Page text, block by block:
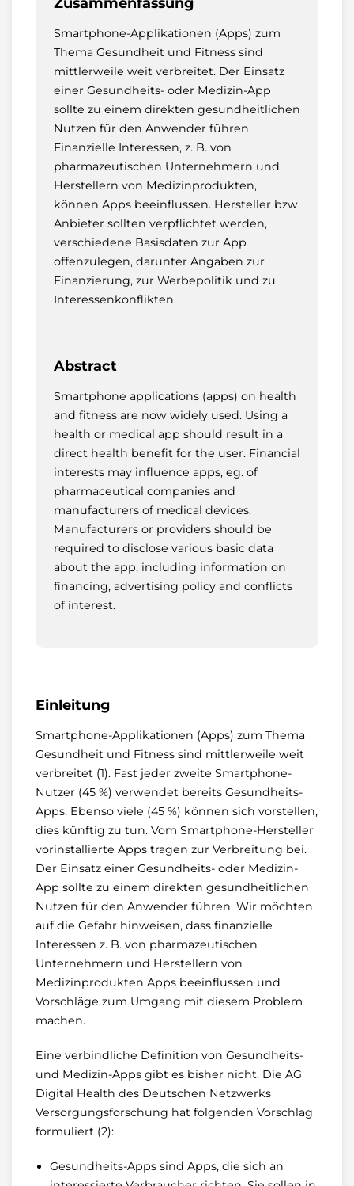
Smartphone-Applikationen (Apps) zum
Thema Gesundheit und Fitness sind
mittlerweile weit verbreitet. Der Einsatz
einer Gesundheits- oder Medizin-App
sollte zu einem direkten gesundheitlichen
Nutzen für den Anwender führen.
Finanzielle Interessen, z. B. von
pharmazeutischen Unternehmern und
Herstellern von Medizinprodukten,
können Apps beeinflussen. Hersteller bzw.
Anbieter sollten verpflichtet werden,
verschiedene Basisdaten zur App
offenzulegen, darunter Angaben zur
Finanzierung, zur Werbepolitik und zu
Interessenkonflikten.
Abstract
Smartphone applications (apps) on health
and fitness are now widely used. Using a
health or medical app should result in a
direct health benefit for the user. Financial
interests may influence apps, eg. of
pharmaceutical companies and
manufacturers of medical devices.
Manufacturers or providers should be
required to disclose various basic data
about the app, including information on
financing, advertising policy and conflicts
of interest.
Einleitung
Smartphone-Applikationen (Apps) zum Thema
Gesundheit und Fitness sind mittlerweile weit
verbreitet (1). Fast jeder zweite Smartphone-
Nutzer (45 %) verwendet bereits Gesundheits-
Apps. Ebenso viele (45 %) können sich vorstellen,
dies künftig zu tun. Vom Smartphone-Hersteller
vorinstallierte Apps tragen zur Verbreitung bei.
Der Einsatz einer Gesundheits- oder Medizin-
App sollte zu einem direkten gesundheitlichen
Nutzen für den Anwender führen. Wir möchten
auf die Gefahr hinweisen, dass finanzielle
Interessen z. B. von pharmazeutischen
Unternehmern und Herstellern von
Medizinprodukten Apps beeinflussen und
Vorschläge zum Umgang mit diesem Problem
machen.
Eine verbindliche Definition von Gesundheits-
und Medizin-Apps gibt es bisher nicht. Die AG
Digital Health des Deutschen Netzwerks
Versorgungsforschung hat folgenden Vorschlag
formuliert (2):
Gesundheits-Apps sind Apps, die sich an